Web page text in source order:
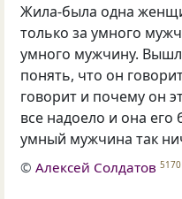
Жила-была одна
только за умного
умного мужчину.
понять, что он
говорит и почему он
все надоело и она его
умный мужчина так
©Алексей Солдатов 5170